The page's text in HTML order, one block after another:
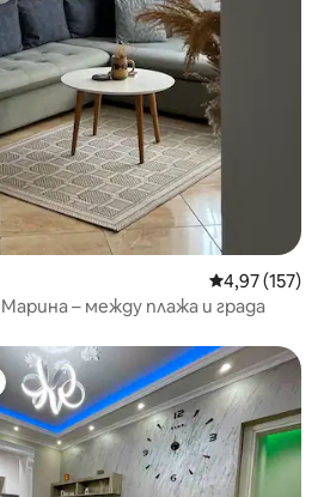
Средна
4,97 (157)
– между плажа и града